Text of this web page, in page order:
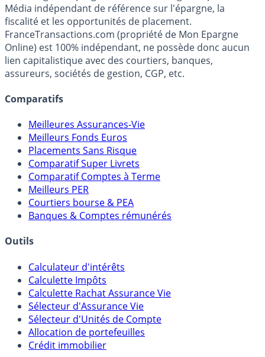
Premier guide épargne de France, en ligne depuis 2001.
Média indépendant de référence sur l'épargne, la
fiscalité et les opportunités de placement.
FranceTransactions.com (propriété de Mon Epargne
Online) est 100% indépendant, ne possède donc aucun
lien capitalistique avec des courtiers, banques,
Meilleures Assurances-Vie
Meilleurs Fonds Euros
Placements Sans Risque
Comparatif Super Livrets
Comparatif Comptes à Terme
Meilleurs PER
Courtiers bourse & PEA
Calculateur d'intérêts
Calculette Impôts
Calculette Rachat Assurance Vie
Sélecteur d'Assurance Vie
Sélecteur d'Unités de Compte
Allocation de portefeuilles